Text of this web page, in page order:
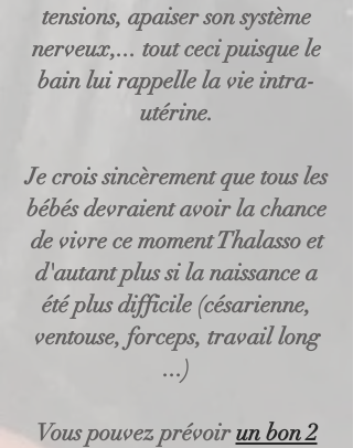
tensions, apaiser son système
nerveux,... tout ceci puisque le
bain lui rappelle la vie intra-
utérine.
Je crois sincèrement que tous les
bébés devraient avoir la chance
de vivre ce moment Thalasso et
d'autant plus si la naissance a
été plus difficile (césarienne,
ventouse, forceps, travail long
...)
Vous pouvez prévoirun bon 2